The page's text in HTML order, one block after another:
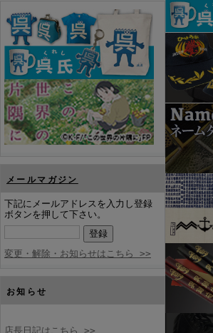
メールマガジン
下記にメールアドレスを入力し登録
ボタンを押して下さい。
変更・解除・お知らせはこちら >>
お知らせ
店長日記はこちら >>